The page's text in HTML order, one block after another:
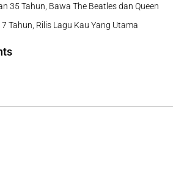
35 Tahun, Bawa The Beatles dan Queen
Tahun, Rilis Lagu Kau Yang Utama